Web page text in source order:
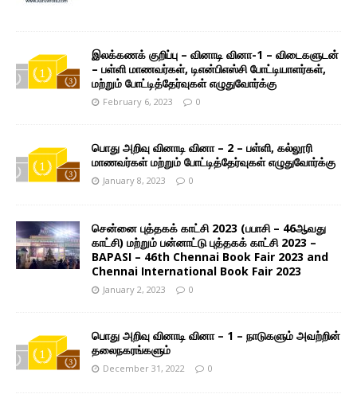
இலக்கணக் குறிப்பு – வினாடி வினா-1 – விடைகளுடன்
– பள்ளி மாணவர்கள், டிஎன்பிஎஸ்சி போட்டியாளர்கள்,
மற்றும் போட்டித்தேர்வுகள் எழுதுவோர்க்கு
February 6, 2023 0
பொது அறிவு வினாடி வினா – 2 – பள்ளி, கல்லூரி
மாணவர்கள் மற்றும் போட்டித்தேர்வுகள் எழுதுவோர்க்கு
January 8, 2023 0
சென்னை புத்தகக் காட்சி 2023 (பபாசி – 46ஆவது
காட்சி) மற்றும் பன்னாட்டு புத்தகக் காட்சி 2023 –
BAPASI – 46th Chennai Book Fair 2023 and
Chennai International Book Fair 2023
January 2, 2023 0
பொது அறிவு வினாடி வினா – 1 – நாடுகளும் அவற்றின்
தலைநகரங்களும்
December 31, 2022 0